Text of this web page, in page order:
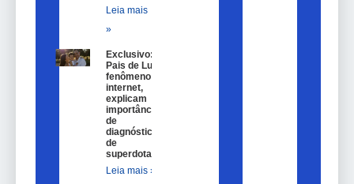
Leia mais
»
Exclusivo:
Pais de Lulu,
fenômeno na
internet,
explicam
importância
de
diagnóstico
de
superdotação
Leia mais »